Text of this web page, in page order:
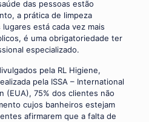
das pessoas estão
a prática de limpeza
está cada vez mais
é uma obrigatoriedade ter
especializado.
pela RL Higiene,
pela ISSA – International
(EUA), 75% dos clientes não
cujos banheiros estejam
afirmarem que a falta de